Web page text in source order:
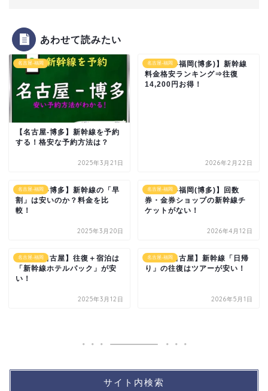
あわせて読みたい
名古屋-福岡
【名古屋-博多】新幹線を予約
する！格安な予約方法は？
2025年3月21日
名古屋-福岡
【名古屋-福岡(博多)】新幹線
料金格安ランキング⇒往復
14,200円お得！
2026年2月22日
名古屋-福岡
【名古屋-博多】新幹線の「早
割」は安いのか？料金を比
較！
2025年3月20日
名古屋-福岡
【名古屋-福岡(博多)】回数
券・金券ショップの新幹線チ
ケットがない！
2026年4月12日
名古屋-福岡
【博多-名古屋】往復＋宿泊は
「新幹線ホテルパック」が安
い！
2025年3月12日
名古屋-福岡
【博多-名古屋】新幹線「日帰
り」の往復はツアーが安い！
2026年5月1日
サイト内検索